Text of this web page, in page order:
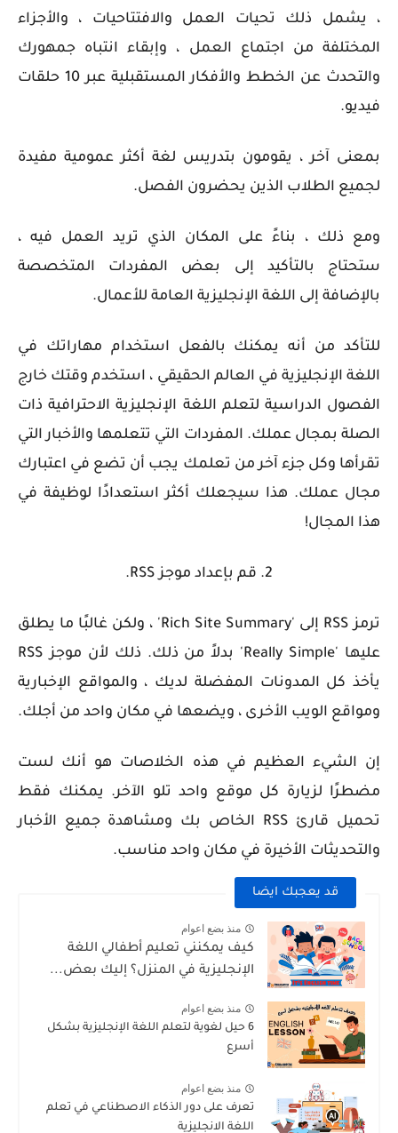
، يشمل ذلك تحيات العمل والافتتاحيات ، والأجزاء
المختلفة من اجتماع العمل ، وإبقاء انتباه جمهورك
والتحدث عن الخطط والأفكار المستقبلية عبر 10 حلقات
فيديو.
بمعنى آخر ، يقومون بتدريس لغة أكثر عمومية مفيدة
لجميع الطلاب الذين يحضرون الفصل.
ومع ذلك ، بناءً على المكان الذي تريد العمل فيه ،
ستحتاج بالتأكيد إلى بعض المفردات المتخصصة
بالإضافة إلى اللغة الإنجليزية العامة للأعمال.
للتأكد من أنه يمكنك بالفعل استخدام مهاراتك في
اللغة الإنجليزية في العالم الحقيقي ، استخدم وقتك خارج
الفصول الدراسية لتعلم اللغة الإنجليزية الاحترافية ذات
الصلة بمجال عملك. المفردات التي تتعلمها والأخبار التي
تقرأها وكل جزء آخر من تعلمك يجب أن تضع في اعتبارك
مجال عملك. هذا سيجعلك أكثر استعدادًا لوظيفة في
هذا المجال!
2. قم بإعداد موجز RSS.
ترمز RSS إلى 'Rich Site Summary' ، ولكن غالبًا ما يطلق
عليها 'Really Simple' بدلاً من ذلك. ذلك لأن موجز RSS
يأخذ كل المدونات المفضلة لديك ، والمواقع الإخبارية
ومواقع الويب الأخرى ، ويضعها في مكان واحد من أجلك.
إن الشيء العظيم في هذه الخلاصات هو أنك لست
مضطرًا لزيارة كل موقع واحد تلو الآخر. يمكنك فقط
تحميل قارئ RSS الخاص بك ومشاهدة جميع الأخبار
والتحديثات الأخيرة في مكان واحد مناسب.
قد يعجبك ايضا
منذ بضع اعوام
كيف يمكنني تعليم أطفالي اللغة
الإنجليزية في المنزل؟ إليك بعض...
منذ بضع اعوام
6 حيل لغوية لتعلم اللغة الإنجليزية بشكل
أسرع
منذ بضع اعوام
تعرف على دور الذكاء الاصطناعي في تعلم
اللغة الانجليزية